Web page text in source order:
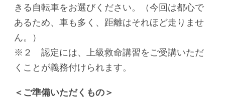
きる自転車をお選びください。（今回は都心で
あるため、車も多く、距離はそれほど走りませ
ん。）
※２ 認定には、上級救命講習をご受講いただ
くことが義務付けられます。
＜ご準備いただくもの＞